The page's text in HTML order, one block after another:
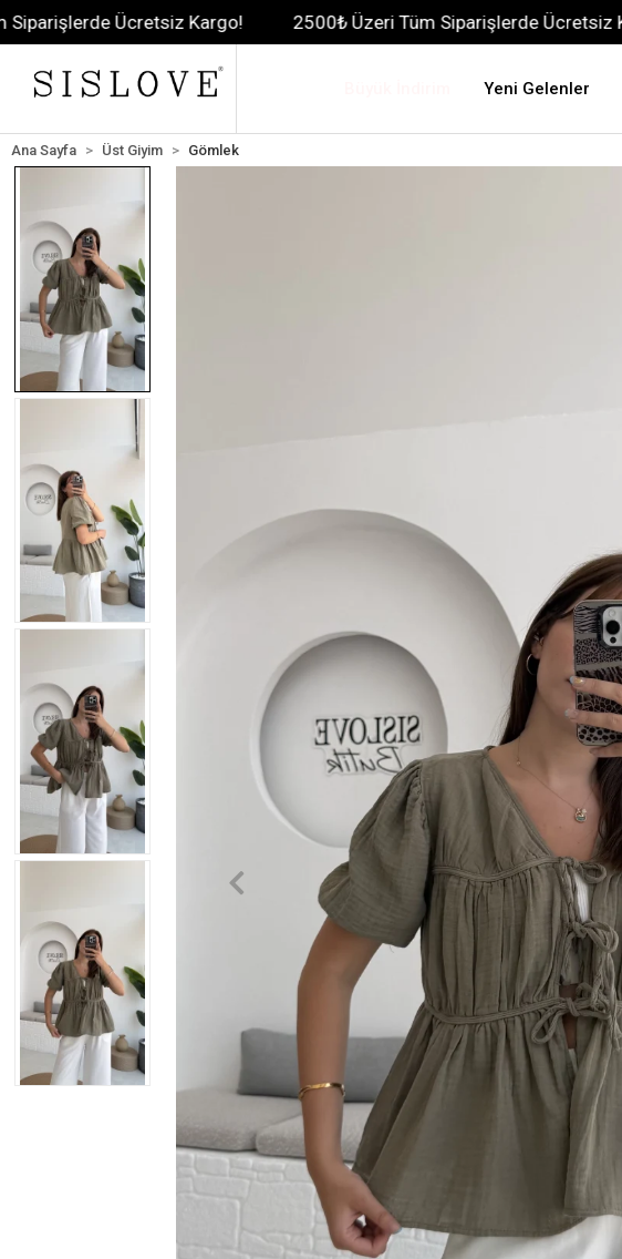
Ücretsiz Kargo! 2500₺ Üzeri Tüm Siparişlerde Ücretsiz Kargo!
Yeni Gelenler
Ana Sayfa Üst Giyim Gömlek